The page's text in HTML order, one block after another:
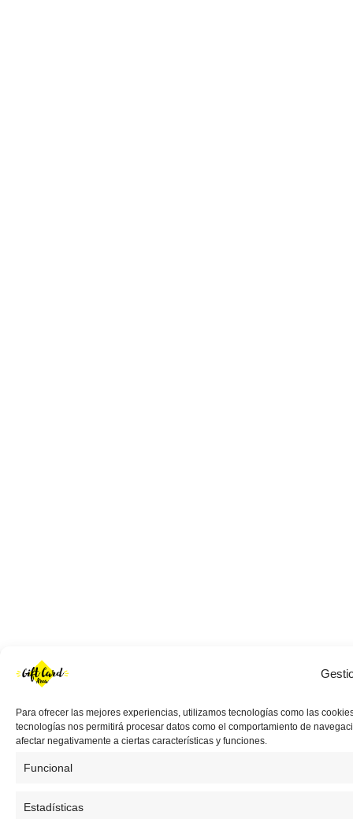
Para ofrecer las mejores experiencias, utilizamos tecnologías como las
tecnologías nos permitirá procesar datos como el comportamiento de
afectar negativamente a ciertas características y funciones.
Funcional
Estadísticas